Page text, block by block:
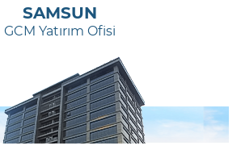
SAMSUN
GCM Yatırım Ofisi